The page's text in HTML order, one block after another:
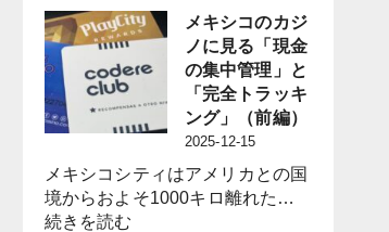
界
に
何
を
も
ら
す
の
業
に
は
の
影
メキシコのカジ
ノに見る「現金
の集中管理」と
「完全トラッキ
ング」（前編）
2025-12-15
メキシコシティはアメリカとの国
境からおよそ1000キロ離れた…
続きを読む